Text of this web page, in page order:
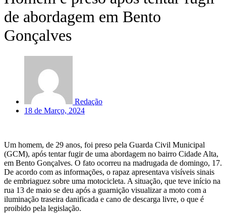
de abordagem em Bento
Gonçalves
Redação
18 de Março, 2024
Um homem, de 29 anos, foi preso pela Guarda Civil Municipal
(GCM), após tentar fugir de uma abordagem no bairro Cidade Alta,
em Bento Gonçalves. O fato ocorreu na madrugada de domingo, 17.
De acordo com as informações, o rapaz apresentava visíveis sinais
de embriaguez sobre uma motocicleta. A situação, que teve início na
rua 13 de maio se deu após a guarnição visualizar a moto com a
iluminação traseira danificada e cano de descarga livre, o que é
proibido pela legislação.